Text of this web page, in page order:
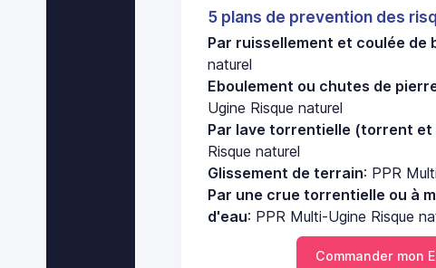
5 plans de prevention des
Par ruissellement et coulée de
naturel
Eboulement ou chutes de
Ugine Risque naturel
Par lave torrentielle (torrent et
Risque naturel
Glissement de terrain: PPR
Par une crue torrentielle ou à
d'eau: PPR Multi-Ugine Risque
Commander mon